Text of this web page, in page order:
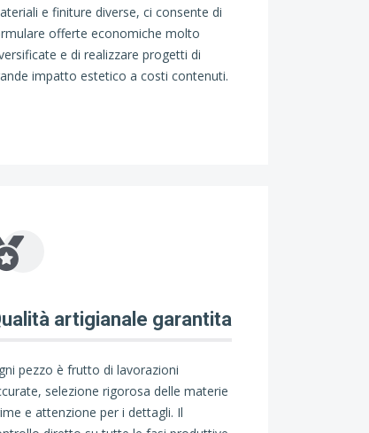
e finiture diverse, ci consente di
offerte economiche molto
e di realizzare progetti di
impatto estetico a costi contenuti.
artigianale garantita
pezzo è frutto di lavorazioni
selezione rigorosa delle materie
e attenzione per i dettagli. Il